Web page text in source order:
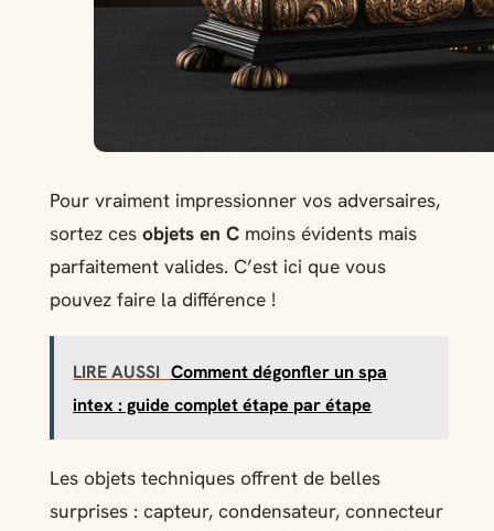
Pour vraiment impressionner vos adversaires,
sortez ces objets en Cmoins évidents mais
parfaitement valides. C’est ici que vous
pouvez faire la différence !
LIRE AUSSI Comment dégonfler un spa
intex : guide complet étape par étape
Les objets techniques offrent de belles
surprises : capteur, condensateur, connecteur